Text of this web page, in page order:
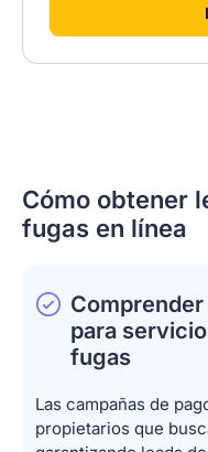
[
Cómo obtener
fugas en línea
para
fugas
Las campañas de
propietarios que